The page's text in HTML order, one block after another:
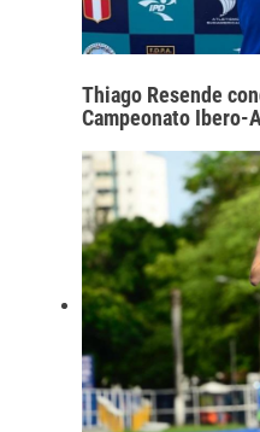
Thiago Resende
Campeonato